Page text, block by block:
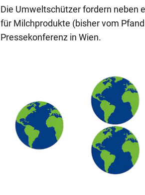
Die Umweltschützer fordern neben
für Milchprodukte (bisher vom
Pressekonferenz in Wien.